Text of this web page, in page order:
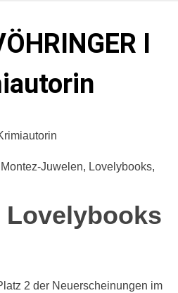
I
zentral in der Münchner Altstadt.
Lovelybooks
2 der Neuerscheinungen im